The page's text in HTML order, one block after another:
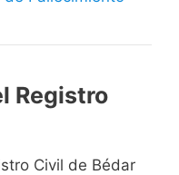
Registro
Civil de Bédar